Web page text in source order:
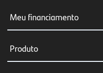
Meu financiamento
Consultar Financiamento
Produto